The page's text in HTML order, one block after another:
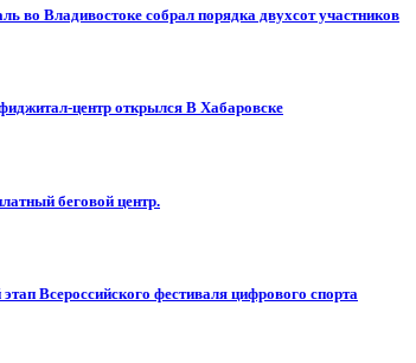
во Владивостоке собрал порядка двухсот участников
центр открылся В Хабаровске
беговой центр.
Всероссийского фестиваля цифрового спорта